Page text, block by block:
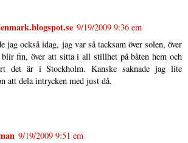
9/19/2009 9:36 em
jag också idag, jag var så tacksam över solen, över
blir fin, över att sitta i all stillhet på båten hem och
det är i Stockholm. Kanske saknade jag lite
att dela intrycken med just då.
9/19/2009 9:51 em